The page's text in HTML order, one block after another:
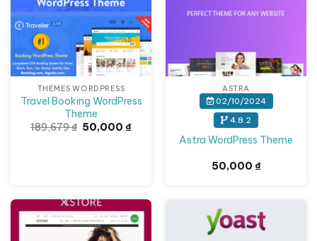
THEMES WORDPRESS
Travel Booking WordPress
Theme
189,679₫ Giá
gốc
50,000₫Giá
ASTRA
02/10/2024
4.8.2
Astra WordPress Theme
50,000 ₫